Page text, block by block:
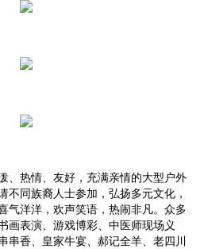
、热情、友好，充满亲情的大型户外
不同族裔人士参加，弘扬多元文化，
气洋洋，欢声笑语，热闹非凡。众多
画表演、游戏博彩、中医师现场义
串香、皇家牛宴、郝记全羊、老四川